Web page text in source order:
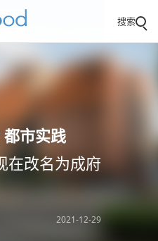
搜索
市实践
在改名为成府
2021-12-29